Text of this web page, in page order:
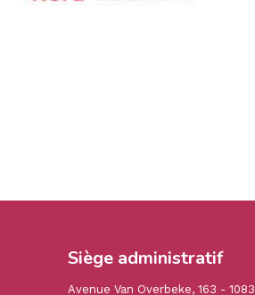
Siège administratif
Avenue Van Overbeke, 163 - 1083